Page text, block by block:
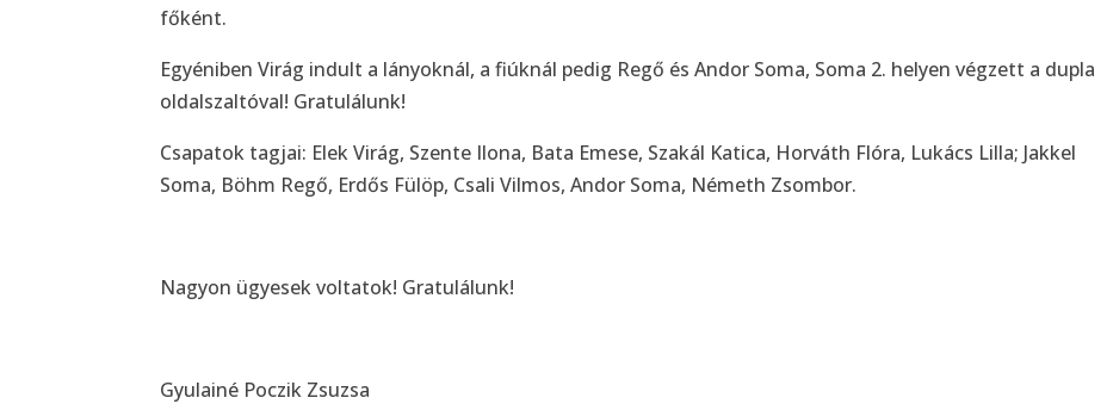
főként.
Egyéniben Virág indult a lányoknál, a fiúknál pedig Regő és Andor Soma, Soma 2. helyen végzett a dupla
oldalszaltóval! Gratulálunk!
Csapatok tagjai: Elek Virág, Szente Ilona, Bata Emese, Szakál Katica, Horváth Flóra, Lukács Lilla; Jakkel
Soma, Böhm Regő, Erdős Fülöp, Csali Vilmos, Andor Soma, Németh Zsombor.
Nagyon ügyesek voltatok! Gratulálunk!
Gyulainé Poczik Zsuzsa